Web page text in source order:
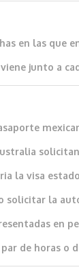
en las que
junto a
la visa
solicitar la
en
de horas o